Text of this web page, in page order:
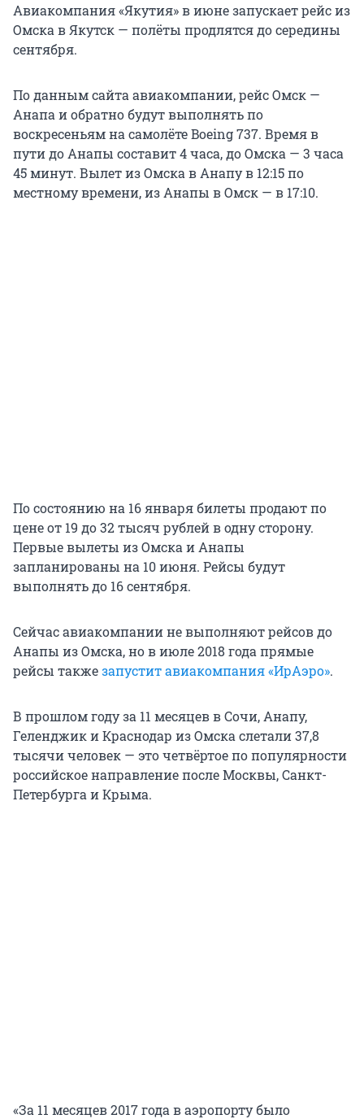
Авиакомпания «Якутия» в июне запускает рейс из
Омска в Якутск — полёты продлятся до середины
сентября.
По данным сайта авиакомпании, рейс Омск —
Анапа и обратно будут выполнять по
воскресеньям на самолёте Boeing 737. Время в
пути до Анапы составит 4 часа, до Омска — 3 часа
45 минут. Вылет из Омска в Анапу в 12:15 по
местному времени, из Анапы в Омск — в 17:10.
По состоянию на 16 января билеты продают по
цене от 19 до 32 тысяч рублей в одну сторону.
Первые вылеты из Омска и Анапы
запланированы на 10 июня. Рейсы будут
выполнять до 16 сентября.
Сейчас авиакомпании не выполняют рейсов до
Анапы из Омска, но в июле 2018 года прямые
рейсы такжезапустит авиакомпания «ИрАэро».
В прошлом году за 11 месяцев в Сочи, Анапу,
Геленджик и Краснодар из Омска слетали 37,8
тысячи человек — это четвёртое по популярности
российское направление после Москвы, Санкт-
Петербурга и Крыма.
«За 11 месяцев 2017 года в аэропорту было